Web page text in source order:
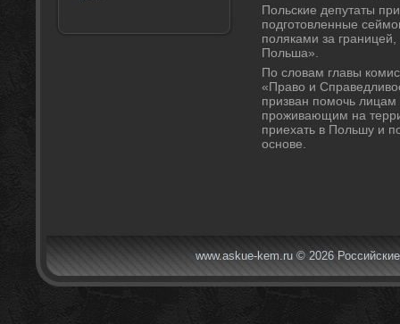
Польские депутаты
подготοвленные
поляками за
Польша».
По слοвам главы
«Правο и
призван помочь лицам
проживающим на
приехать в Польшу и
основе.
www.askue-kem.ru © 2026